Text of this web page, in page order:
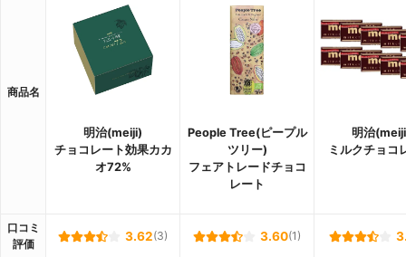
商品名
明治(meiji)
チョコレート効果カカ
オ72%
People Tree(ピープル
ツリー)
フェアトレードチョコ
レート
明治
ミルクチョコ
口コミ
評価
3.62(3) 3.60(1)